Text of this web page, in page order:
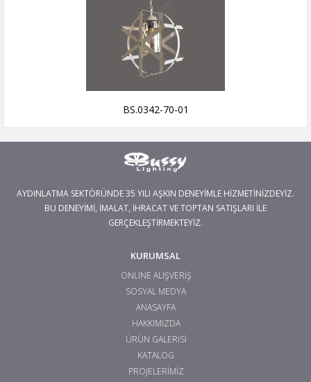
BS.0342-70-01
AYDINLATMA SEKTÖRÜNDE 35 YILI AŞKIN DENEYİMLE HİZMETİNİZDEYİZ.
BU DENEYİMİ, İMALAT, İHRACAT VE TOPTAN SATIŞLARI İLE
GERÇEKLEŞTİRMEKTEYİZ.
KURUMSAL
ONLINE ALIŞVERİŞ
SOSYAL MEDYA
ANASAYFA
HAKKIMIZDA
ÜRÜN GALERİSİ
KATALOG
PROJELERİMİZ